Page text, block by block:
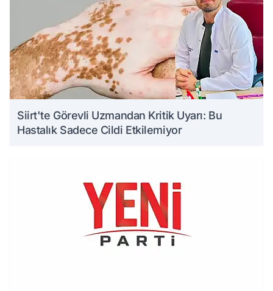
Siirt'te Görevli Uzmandan Kritik Uyarı: Bu
Hastalık Sadece Cildi Etkilemiyor